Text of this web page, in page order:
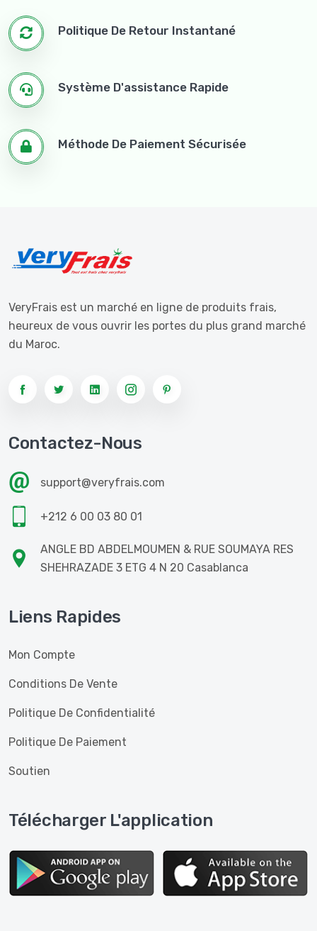
Politique De Retour Instantané
Système D'assistance Rapide
Méthode De Paiement Sécurisée
VeryFrais est un marché en ligne de produits frais,
heureux de vous ouvrir les portes du plus grand marché
du Maroc.
Contactez-Nous
support@veryfrais.com
+212 6 00 03 80 01
ANGLE BD ABDELMOUMEN & RUE SOUMAYA RES
SHEHRAZADE 3 ETG 4 N 20 Casablanca
Liens Rapides
Mon Compte
Conditions De Vente
Politique De Confidentialité
Politique De Paiement
Soutien
Télécharger L'application